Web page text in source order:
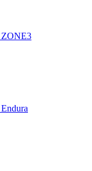
ZONE3
Endura